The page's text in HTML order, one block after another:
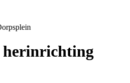
herinrichting